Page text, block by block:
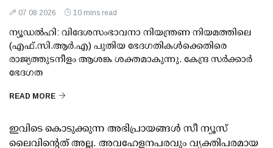
07 08 2026 10 mins read
ന്യൂഡല്‍ഹി: വിദേശസംഭാവനാ നിയന്ത്രണ നിയമത്തിലെ
(എഫ്.സി.ആര്‍.എ) പുതിയ ഭേദഗതികള്‍ക്കെതിരെ
രാജ്യത്തുടനീളം ആശങ്ക ശക്തമാകുന്നു. കേന്ദ്ര സര്‍ക്കാര്‍
ഭേദഗത
READ MORE
ഇവിടെ കൊടുക്കുന്ന അഭിപ്രായങ്ങള്‍ സീ ന്യൂസ്
ലൈവിന്റെത് അല്ല. അവഹേളനപരവും വ്യക്തിപരമായ